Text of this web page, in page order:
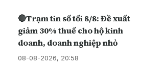
🔴Trạm tin số tối 8/8: Đề xuất
giảm 30% thuế cho hộ kinh
doanh, doanh nghiệp nhỏ
08-08-2026, 20:58